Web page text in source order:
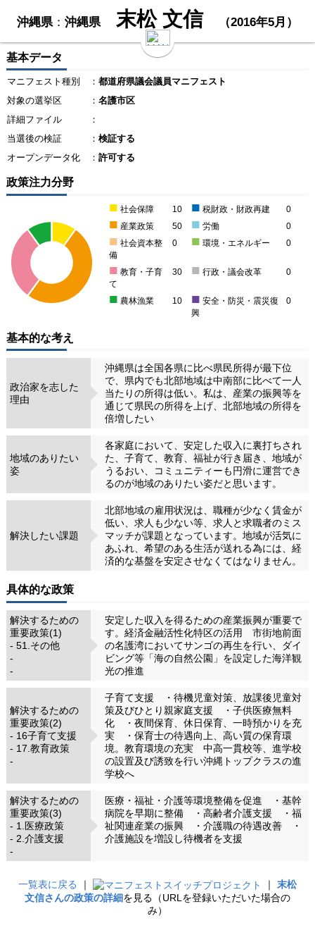
沖縄県：沖縄県 末松 文信 （2016年5月）
基本データ
マニフェスト種別 ： 都道府県議会議員マニフェスト
対象の選挙区
： 名護市区
詳細ファイル
：
当選後の検証
： 検証する
オープンデータ化
： 許可する
政策注力分野
■ 社会保障 10 ■ 税財政・財政再建 0
■ 産業政策 50 ■ 労働 0
■ 社会資本整
備
0 ■ 環境・エネルギー 0
■ 教育・子育
て
30 ■ 行政・議会改革 0
■ 農林漁業 10 ■ 安全・防災・震災復
興
0
基本的な考え
政治家を志した
理由
沖縄県は全国各県に比べ県民所得が最下位
で、県内でも北部地域は中南部に比べて一人
当たりの所得は低い。私は、産業の振興等を
通じて県民の所得を上げ、北部地域の所得を
倍増したい
地域のありたい
姿
各家庭において、安定した収入に裏打ちされ
た、子育て、教育、福祉が行き届き、地域が
うるおい、コミュニティーも円滑に運営でき
るのが地域のありたい姿だと思います。
解決したい課題
北部地域の雇用状況は、職種が少なく賃金が
低い、求人も少ない等、求人と求職者のミス
マッチが課題となっています。地域が活気に
あふれ、希望のある生活が送れる為には、経
済的な基盤を安定させなくてはなりません。
具体的な政策
解決するための
重要政策(1)
- 51.その他
-
-
安定した収入を得るための産業振興が重要で
す。経済金融活性化特区の活用 市街地前面
の名護湾においてサンゴの再生を行い、ダイ
ビング等「海の自然公園」を設定した海洋観
光の推進
解決するための
重要政策(2)
- 16子育て支援
- 17.教育政策
-
子育て支援 ・待機児童対策、放課後児童対
策及びひとり親家庭支援 ・子供医療無料
化 ・夜間保育、休日保育、一時預かりを充
実 ・保育士の待遇向上、高い質の保育環
境。教育環境の充実 中高一貫校等、進学校
の設置及び誘致を行い沖縄トップクラスの進
学校へ
解決するための
重要政策(3)
- 1.医療政策
- 2.介護支援
-
医療・福祉・介護等環境整備を促進 ・基幹
病院を早期に整備 ・高齢者介護支援 ・福
祉関連産業の振興 ・介護職の待遇改善 ・
介護施設を増設し待機者を支援
一覧表に戻る ｜ ｜ 末松
文信さんの政策の詳細を見る（URLを登録いただいた場合の
み）